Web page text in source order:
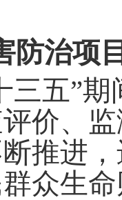
防治项
三五”期
价、
推进
众生